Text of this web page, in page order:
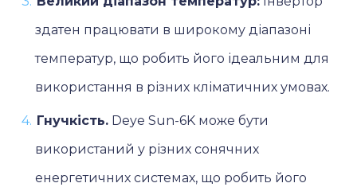
здатен працювати в широкому діапазоні
температур, що робить його ідеальним для
використання в різних кліматичних умовах.
Гнучкість.Deye Sun-6K може бути
використаний у різних сонячних
енергетичних системах, що робить його